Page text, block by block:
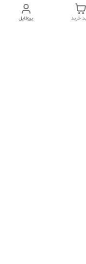
پروفایل خرید